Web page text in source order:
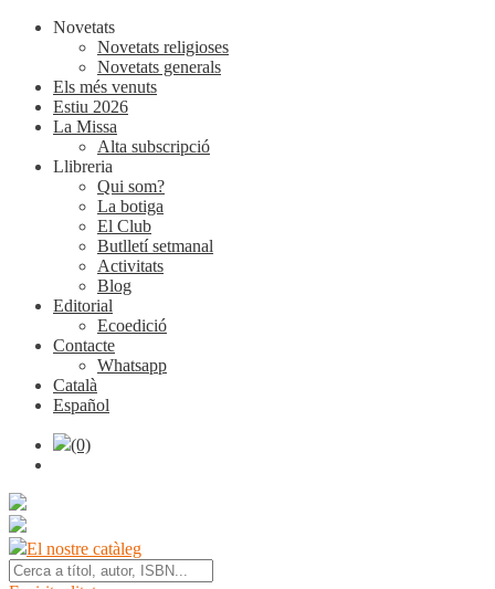
Novetats
Novetats religioses
Novetats generals
Els més venuts
Estiu 2026
La Missa
Alta subscripció
Llibreria
Qui som?
La botiga
El Club
Butlletí setmanal
Activitats
Blog
Editorial
Ecoedició
Contacte
Whatsapp
Català
Español
(0)
El nostre catàleg